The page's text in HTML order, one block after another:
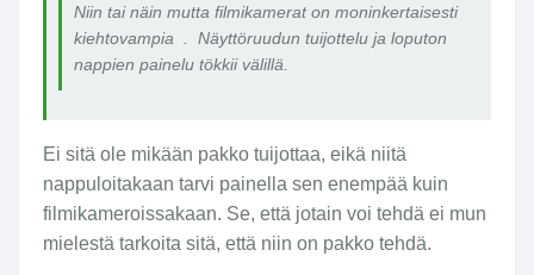
Niin tai näin mutta filmikamerat on moninkertaisesti
kiehtovampia . Näyttöruudun tuijottelu ja loputon
nappien painelu tökkii välillä.
Ei sitä ole mikään pakko tuijottaa, eikä niitä
nappuloitakaan tarvi painella sen enempää kuin
filmikameroissakaan. Se, että jotain voi tehdä ei mun
mielestä tarkoita sitä, että niin on pakko tehdä.